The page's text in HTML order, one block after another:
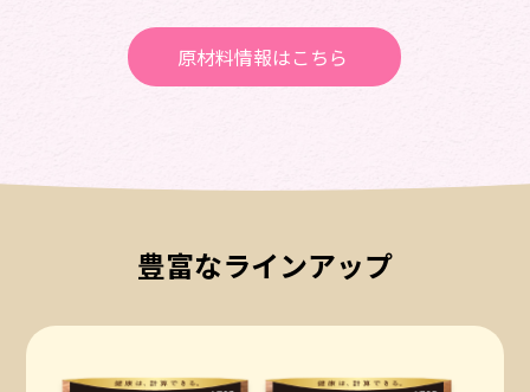
原材料情報はこちら
豊富なラインアップ